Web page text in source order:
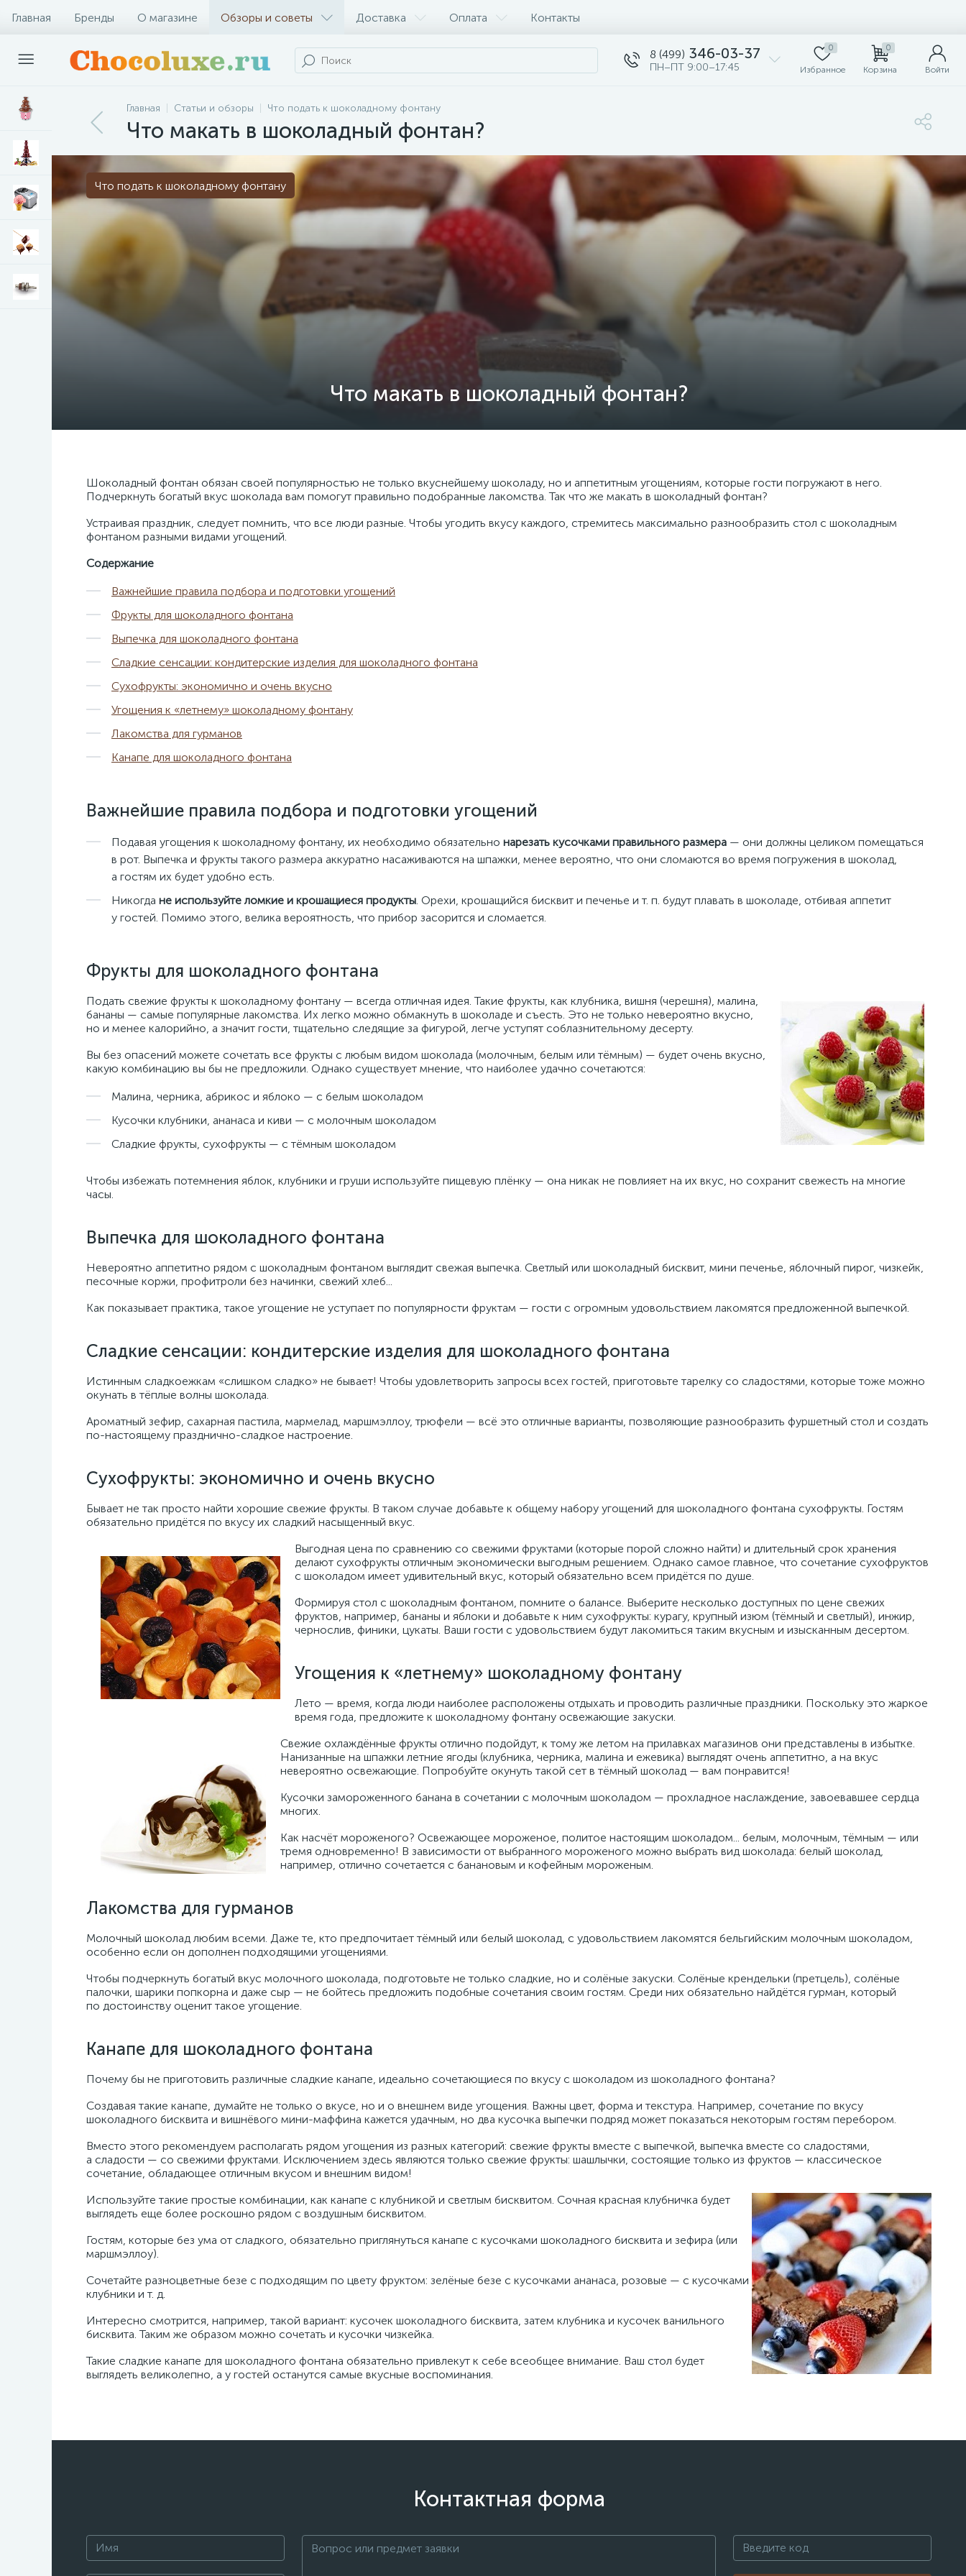
Главная Бренды О магазине Обзоры и советы Доставка Оплата Контакты
8 (499) 346-03-37
ПН–ПТ 9:00–17:45
0
Избранное
0
Корзина Войти
Главная Статьи и обзоры Что подать к шоколадному фонтану
Что макать в шоколадный фонтан?
Что макать в шоколадный фонтан?
Что подать к шоколадному фонтану
Шоколадный фонтан обязан своей популярностью не только вкуснейшему шоколаду, но и аппетитным угощениям, которые гости погружают в него.
Подчеркнуть богатый вкус шоколада вам помогут правильно подобранные лакомства. Так что же макать в шоколадный фонтан?
Устраивая праздник, следует помнить, что все люди разные. Чтобы угодить вкусу каждого, стремитесь максимально разнообразить стол с шоколадным
фонтаном разными видами угощений.
Содержание
Важнейшие правила подбора и подготовки угощений
Фрукты для шоколадного фонтана
Выпечка для шоколадного фонтана
Сладкие сенсации: кондитерские изделия для шоколадного фонтана
Сухофрукты: экономично и очень вкусно
Угощения к «летнему» шоколадному фонтану
Лакомства для гурманов
Канапе для шоколадного фонтана
Важнейшие правила подбора и подготовки угощений
Подавая угощения к шоколадному фонтану, их необходимо обязательно нарезать кусочками правильного размера — они должны целиком помещаться
в рот. Выпечка и фрукты такого размера аккуратно насаживаются на шпажки, менее вероятно, что они сломаются во время погружения в шоколад,
а гостям их будет удобно есть.
Никогда не используйте ломкие и крошащиеся продукты. Орехи, крошащийся бисквит и печенье и т. п. будут плавать в шоколаде, отбивая аппетит
у гостей. Помимо этого, велика вероятность, что прибор засорится и сломается.
Фрукты для шоколадного фонтана
Подать свежие фрукты к шоколадному фонтану — всегда отличная идея. Такие фрукты, как клубника, вишня (черешня), малина,
бананы — самые популярные лакомства. Их легко можно обмакнуть в шоколаде и съесть. Это не только невероятно вкусно,
но и менее калорийно, а значит гости, тщательно следящие за фигурой, легче уступят соблазнительному десерту.
Вы без опасений можете сочетать все фрукты с любым видом шоколада (молочным, белым или тёмным) — будет очень вкусно,
какую комбинацию вы бы не предложили. Однако существует мнение, что наиболее удачно сочетаются:
Малина, черника, абрикос и яблоко — с белым шоколадом
Кусочки клубники, ананаса и киви — с молочным шоколадом
Сладкие фрукты, сухофрукты — с тёмным шоколадом
Чтобы избежать потемнения яблок, клубники и груши используйте пищевую плёнку — она никак не повлияет на их вкус, но сохранит свежесть на многие
часы.
Выпечка для шоколадного фонтана
Невероятно аппетитно рядом с шоколадным фонтаном выглядит свежая выпечка. Светлый или шоколадный бисквит, мини печенье, яблочный пирог, чизкейк,
песочные коржи, профитроли без начинки, свежий хлеб...
Как показывает практика, такое угощение не уступает по популярности фруктам — гости с огромным удовольствием лакомятся предложенной выпечкой.
Сладкие сенсации: кондитерские изделия для шоколадного фонтана
Истинным сладкоежкам «слишком сладко» не бывает! Чтобы удовлетворить запросы всех гостей, приготовьте тарелку со сладостями, которые тоже можно
окунать в тёплые волны шоколада.
Ароматный зефир, сахарная пастила, мармелад, маршмэллоу, трюфели — всё это отличные варианты, позволяющие разнообразить фуршетный стол и создать
по-настоящему празднично-сладкое настроение.
Сухофрукты: экономично и очень вкусно
Бывает не так просто найти хорошие свежие фрукты. В таком случае добавьте к общему набору угощений для шоколадного фонтана сухофрукты. Гостям
обязательно придётся по вкусу их сладкий насыщенный вкус.
Выгодная цена по сравнению со свежими фруктами (которые порой сложно найти) и длительный срок хранения
делают сухофрукты отличным экономически выгодным решением. Однако самое главное, что сочетание сухофруктов
с шоколадом имеет удивительный вкус, который обязательно всем придётся по душе.
Формируя стол с шоколадным фонтаном, помните о балансе. Выберите несколько доступных по цене свежих
фруктов, например, бананы и яблоки и добавьте к ним сухофрукты: курагу, крупный изюм (тёмный и светлый), инжир,
чернослив, финики, цукаты. Ваши гости с удовольствием будут лакомиться таким вкусным и изысканным десертом.
Угощения к «летнему» шоколадному фонтану
Лето — время, когда люди наиболее расположены отдыхать и проводить различные праздники. Поскольку это жаркое
время года, предложите к шоколадному фонтану освежающие закуски.
Свежие охлаждённые фрукты отлично подойдут, к тому же летом на прилавках магазинов они представлены в избытке.
Нанизанные на шпажки летние ягоды (клубника, черника, малина и ежевика) выглядят очень аппетитно, а на вкус
невероятно освежающие. Попробуйте окунуть такой сет в тёмный шоколад — вам понравится!
Кусочки замороженного банана в сочетании с молочным шоколадом — прохладное наслаждение, завоевавшее сердца
многих.
Как насчёт мороженого? Освежающее мороженое, политое настоящим шоколадом... белым, молочным, тёмным — или
тремя одновременно! В зависимости от выбранного мороженого можно выбрать вид шоколада: белый шоколад,
например, отлично сочетается с банановым и кофейным мороженым.
Лакомства для гурманов
Молочный шоколад любим всеми. Даже те, кто предпочитает тёмный или белый шоколад, с удовольствием лакомятся бельгийским молочным шоколадом,
особенно если он дополнен подходящими угощениями.
Чтобы подчеркнуть богатый вкус молочного шоколада, подготовьте не только сладкие, но и солёные закуски. Солёные крендельки (претцель), солёные
палочки, шарики попкорна и даже сыр — не бойтесь предложить подобные сочетания своим гостям. Среди них обязательно найдётся гурман, который
по достоинству оценит такое угощение.
Канапе для шоколадного фонтана
Почему бы не приготовить различные сладкие канапе, идеально сочетающиеся по вкусу с шоколадом из шоколадного фонтана?
Создавая такие канапе, думайте не только о вкусе, но и о внешнем виде угощения. Важны цвет, форма и текстура. Например, сочетание по вкусу
шоколадного бисквита и вишнёвого мини-маффина кажется удачным, но два кусочка выпечки подряд может показаться некоторым гостям перебором.
Вместо этого рекомендуем располагать рядом угощения из разных категорий: свежие фрукты вместе с выпечкой, выпечка вместе со сладостями,
а сладости — со свежими фруктами. Исключением здесь являются только свежие фрукты: шашлычки, состоящие только из фруктов — классическое
сочетание, обладающее отличным вкусом и внешним видом!
Используйте такие простые комбинации, как канапе с клубникой и светлым бисквитом. Сочная красная клубничка будет
выглядеть еще более роскошно рядом с воздушным бисквитом.
Гостям, которые без ума от сладкого, обязательно приглянуться канапе с кусочками шоколадного бисквита и зефира (или
маршмэллоу).
Сочетайте разноцветные безе с подходящим по цвету фруктом: зелёные безе с кусочками ананаса, розовые — с кусочками
клубники и т. д.
Интересно смотрится, например, такой вариант: кусочек шоколадного бисквита, затем клубника и кусочек ванильного
бисквита. Таким же образом можно сочетать и кусочки чизкейка.
Такие сладкие канапе для шоколадного фонтана обязательно привлекут к себе всеобщее внимание. Ваш стол будет
выглядеть великолепно, а у гостей останутся самые вкусные воспоминания.
Контактная форма